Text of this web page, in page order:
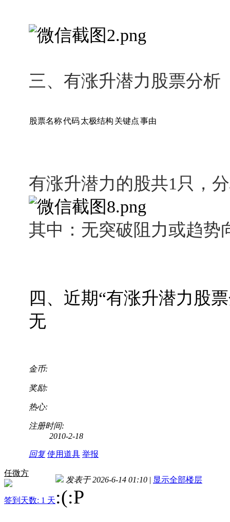
三、有涨升潜力股票分析
股票名称代码太极结构 关键点事由
有涨升潜力的股共1只，
其中：无突破阻力或趋势
四、近期“有涨升潜力股
无
金币:
奖励:
热心:
注册时间:
2010-2-18
回复 使用道具 举报
任微方
签到天数: 1 天
发表于 2026-6-14 01:10 | 显示全部楼层
:(:P